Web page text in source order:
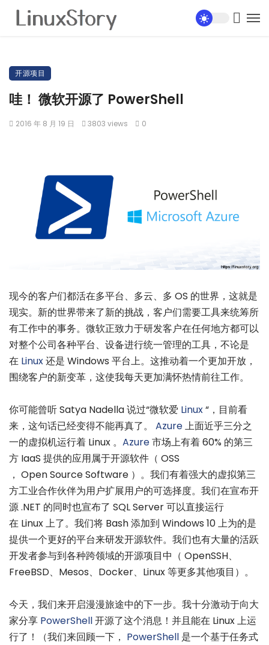
开源项目
哇！ 微软开源了 PowerShell
2016 年 8 月 19 日 3803 views 0
现今的客户们都活在多平台、多云、多 OS 的世界，这就是
现实。新的世界带来了新的挑战，客户们需要工具来统筹所
有工作中的事务。微软正致力于研发客户在任何地方都可以
对整个公司各种平台、设备进行统一管理的工具，不论是
在 Linux还是 Windows 平台上。这推动着一个更加开放，
围绕客户的新变革，这使我每天更加满怀热情前往工作。
你可能曾听 Satya Nadella 说过“微软爱 Linux“，目前看
来，这句话已经变得不能再真了。 Azure上面近乎三分之
一的虚拟机运行着 Linux 。 Azure市场上有着 60% 的第三
方 IaaS 提供的应用属于开源软件（ OSS
， Open Source Software ）。我们有着强大的虚拟第三
方工业合作伙伴为用户扩展用户的可选择度。我们在宣布开
源 .NET 的同时也宣布了 SQL Server 可以直接运行
在 Linux 上了。我们将 Bash 添加到 Windows 10 上为的是
提供一个更好的平台来研发开源软件。我们也有大量的活跃
开发者参与到各种跨领域的开源项目中（ OpenSSH、
FreeBSD、Mesos、Docker、Linux 等更多其他项目）。
今天，我们来开启漫漫旅途中的下一步。我十分激动于向大
家分享 PowerShell开源了这个消息！并且能在 Linux 上运
行了！（我们来回顾一下， PowerShell 是一个基于任务式